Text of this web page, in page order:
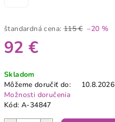
štandardná cena: 115 € –20 %
92 €
cena:
Skladom
Môžeme doručiť do:
10.8.2026
Možnosti doručenia
Kód: A-34847